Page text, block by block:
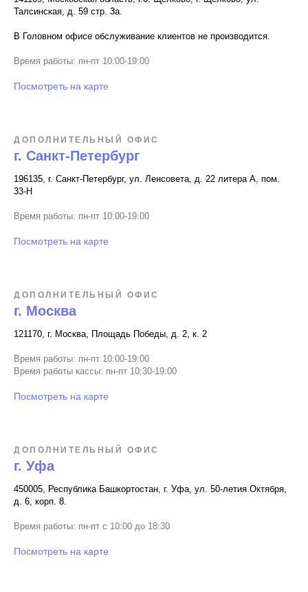
Талсинская, д. 59 стр. 3а.
В Головном офисе обслуживание клиентов не производится.
Время работы: пн-пт 10:00-19:00
Посмотреть на карте
ДОПОЛНИТЕЛЬНЫЙ ОФИС
г. Санкт-Петербург
196135, г. Санкт-Петербург, ул. Ленсовета, д. 22 литера А, пом.
33-Н
Время работы: пн-пт 10:00-19:00
Посмотреть на карте
ДОПОЛНИТЕЛЬНЫЙ ОФИС
г. Москва
121170, г. Москва, Площадь Победы, д. 2, к. 2
Время работы: пн-пт 10:00-19:00
Время работы кассы: пн-пт 10:30-19:00
Посмотреть на карте
ДОПОЛНИТЕЛЬНЫЙ ОФИС
г. Уфа
450005, Республика Башкортостан, г. Уфа, ул. 50-летия Октября,
д. 6, корп. 8.
Время работы: пн-пт с 10:00 до 18:30
Посмотреть на карте